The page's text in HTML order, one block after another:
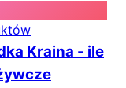
Kraina - ile